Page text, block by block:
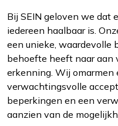
Bij SEIN geloven we dat
iedereen haalbaar is.
een unieke, waardevolle
behoefte heeft naar aan
erkenning. Wij omarmen
verwachtingsvolle
beperkingen en een
aanzien van de